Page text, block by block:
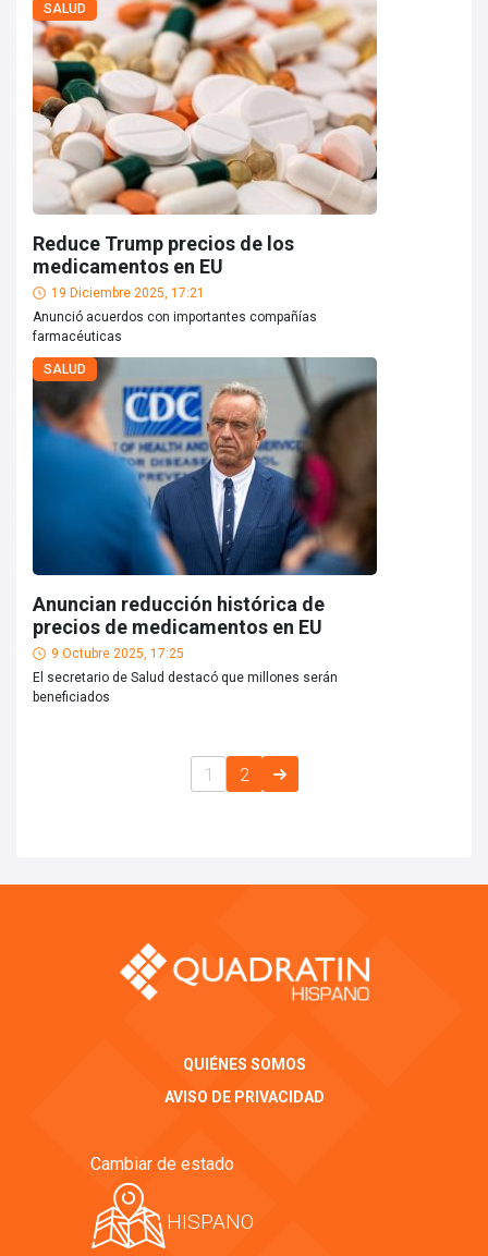
SALUD
Reduce Trump precios de los
medicamentos en EU
19 Diciembre 2025, 17:21
Anunció acuerdos con importantes compañías
farmacéuticas
SALUD
Anuncian reducción histórica de
precios de medicamentos en EU
9 Octubre 2025, 17:25
El secretario de Salud destacó que millones serán
beneficiados
1 2
QUIÉNES SOMOS
AVISO DE PRIVACIDAD
Cambiar de estado
HISPANO